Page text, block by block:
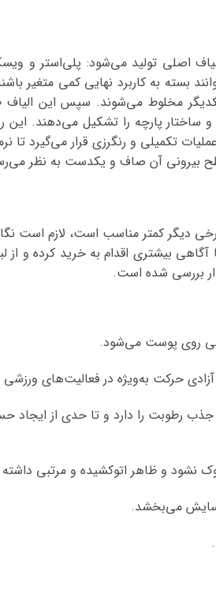
اصلی تولید می‌شود: پلی‌استر و
این مقادیر می‌توانند بسته به کاربرد نهایی کمی
مخلوط می‌شوند. سپس این الیاف
ساختار پارچه را تشکیل می‌دهند.
تکمیلی و رنگرزی قرار می‌گیرد تا
بیرونی آن صاف و یکدست به نظر
دیگر کمتر مناسب است، لازم است
بیشتری اقدام به خرید کرده و
بررسی شده است.
روی پوست می‌شود.
حرکت به‌ویژه در فعالیت‌های
جذب رطوبت را دارد و تا حدی از
نشود و ظاهر اتوکشیده و مرتبی
سایش می‌بخشد.